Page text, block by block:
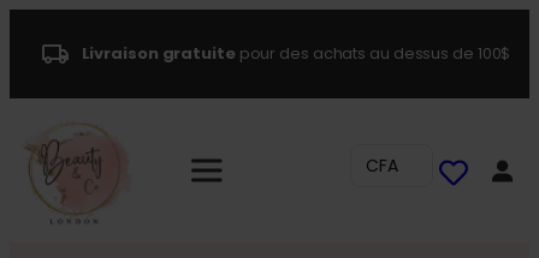
Livraison gratuitepour des achats au dessus de 100$
CFA